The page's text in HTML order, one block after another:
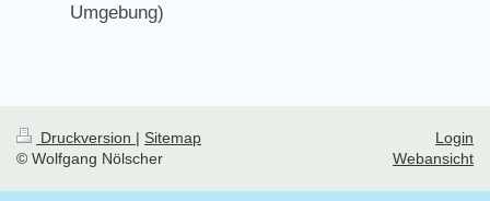
Umgebung)
Druckversion | Sitemap
© Wolfgang Nölscher
Login
Webansicht